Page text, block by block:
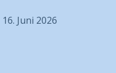
16. Juni 2026